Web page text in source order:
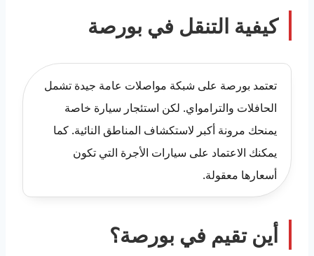
كيفية التنقل في بورصة
تعتمد بورصة على شبكة مواصلات عامة جيدة تشمل
الحافلات والترامواي. لكن استئجار سيارة خاصة
يمنحك مرونة أكبر لاستكشاف المناطق النائية. كما
يمكنك الاعتماد على سيارات الأجرة التي تكون
أسعارها معقولة.
أين تقيم في بورصة؟